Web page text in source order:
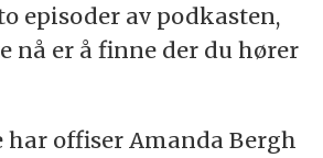
episoder av podkasten,
nå er å finne der du hører
har offiser Amanda Bergh